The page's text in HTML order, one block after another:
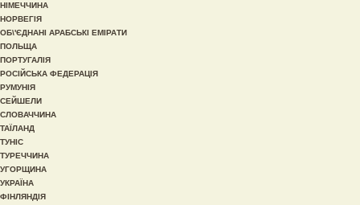
НІМЕЧЧИНА
НОРВЕГІЯ
ОБ\'ЄДНАНІ АРАБСЬКІ ЕМІРАТИ
ПОЛЬЩА
ПОРТУГАЛІЯ
РОСІЙСЬКА ФЕДЕРАЦІЯ
РУМУНІЯ
СЕЙШЕЛИ
СЛОВАЧЧИНА
ТАЇЛАНД
ТУНІС
ТУРЕЧЧИНА
УГОРЩИНА
УКРАЇНА
ФІНЛЯНДІЯ